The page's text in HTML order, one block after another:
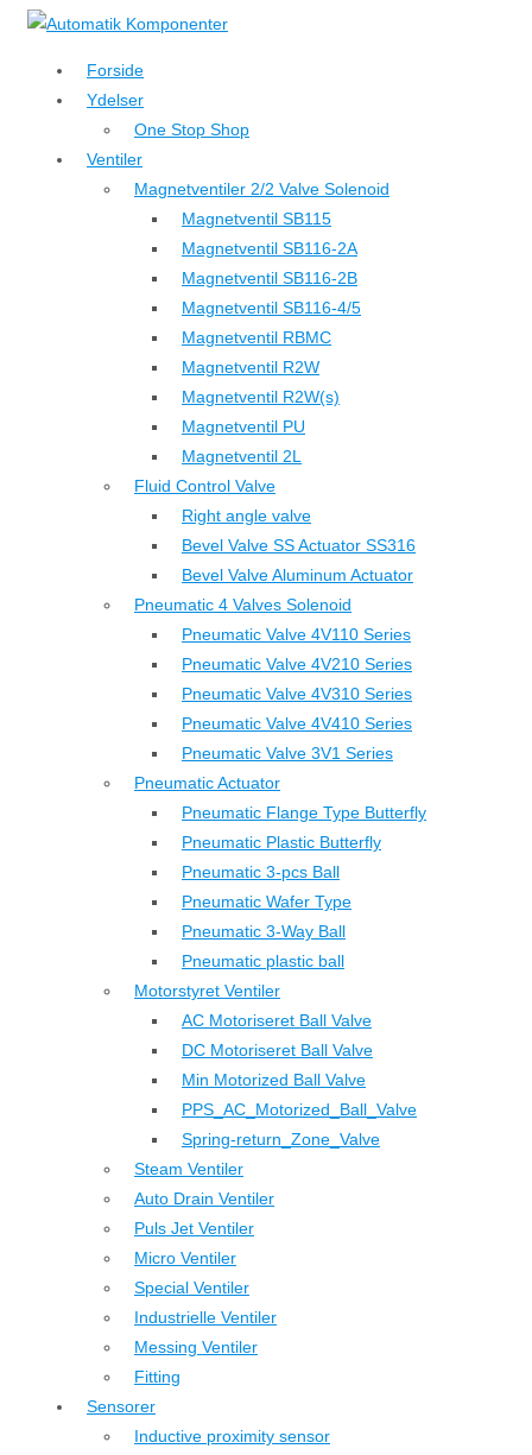
↓
hovedindhold
Forside
Ydelser
One Stop Shop
Ventiler
Magnetventiler 2/2 Valve Solenoid
Magnetventil SB115
Magnetventil SB116-2A
Magnetventil SB116-2B
Magnetventil SB116-4/5
Magnetventil RBMC
Magnetventil R2W
Magnetventil R2W(s)
Magnetventil PU
Magnetventil 2L
Fluid Control Valve
Right angle valve
Bevel Valve SS Actuator SS316
Bevel Valve Aluminum Actuator
Pneumatic 4 Valves Solenoid
Pneumatic Valve 4V110 Series
Pneumatic Valve 4V210 Series
Pneumatic Valve 4V310 Series
Pneumatic Valve 4V410 Series
Pneumatic Valve 3V1 Series
Pneumatic Actuator
Pneumatic Flange Type Butterfly
Pneumatic Plastic Butterfly
Pneumatic 3-pcs Ball
Pneumatic Wafer Type
Pneumatic 3-Way Ball
Pneumatic plastic ball
Motorstyret Ventiler
AC Motoriseret Ball Valve
DC Motoriseret Ball Valve
Min Motorized Ball Valve
PPS_AC_Motorized_Ball_Valve
Spring-return_Zone_Valve
Steam Ventiler
Auto Drain Ventiler
Puls Jet Ventiler
Micro Ventiler
Special Ventiler
Industrielle Ventiler
Messing Ventiler
Fitting
Sensorer
Inductive proximity sensor